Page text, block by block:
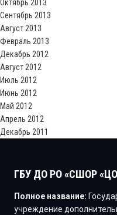
Октябрь 2013
Сентябрь 2013
Август 2013
Февраль 2013
Декабрь 2012
Август 2012
Июль 2012
Июнь 2012
Май 2012
Апрель 2012
Декабрь 2011
ГБУ ДО РО «СШОР
Полное название:
учреждение